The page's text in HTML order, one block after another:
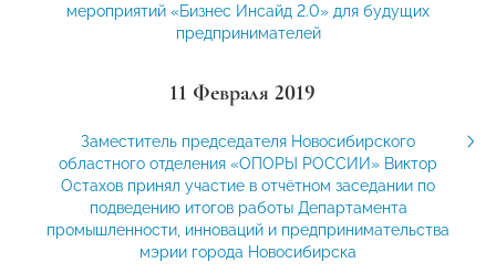
мероприятий «Бизнес Инсайд 2.0» для будущих
предпринимателей
11 Февраля 2019
Заместитель председателя Новосибирского
областного отделения «ОПОРЫ РОССИИ» Виктор
Остахов принял участие в отчётном заседании по
подведению итогов работы Департамента
промышленности, инноваций и предпринимательства
мэрии города Новосибирска